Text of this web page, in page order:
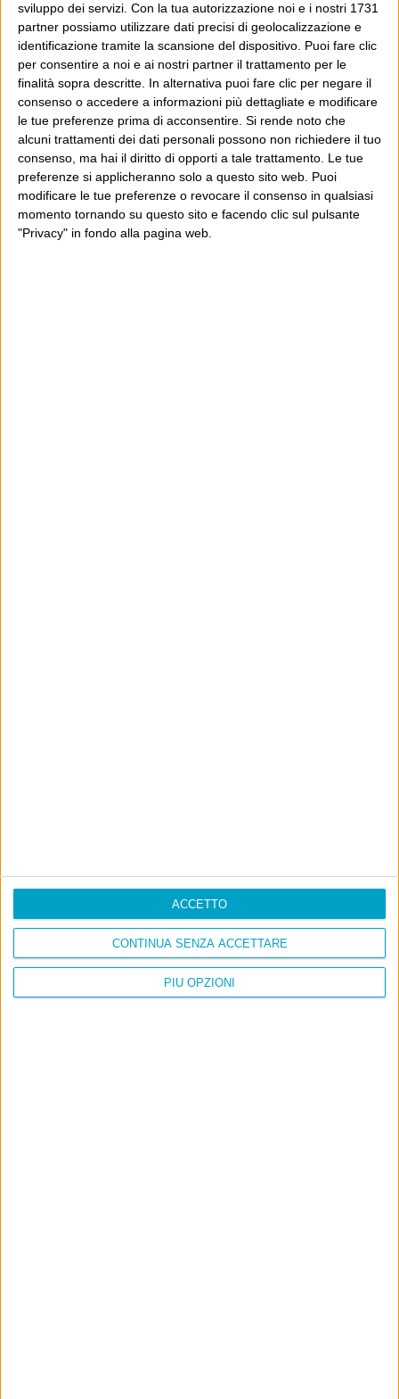
sviluppo dei servizi. Con la tua autorizzazione noi e i nostri 1731
partner possiamo utilizzare dati precisi di geolocalizzazione e
identificazione tramite la scansione del dispositivo. Puoi fare clic
per consentire a noi e ai nostri partner il trattamento per le
finalità sopra descritte. In alternativa puoi fare clic per negare il
consenso o accedere a informazioni più dettagliate e modificare
le tue preferenze prima di acconsentire. Si rende noto che
alcuni trattamenti dei dati personali possono non richiedere il tuo
consenso, ma hai il diritto di opporti a tale trattamento. Le tue
preferenze si applicheranno solo a questo sito web. Puoi
modificare le tue preferenze o revocare il consenso in qualsiasi
momento tornando su questo sito e facendo clic sul pulsante
"Privacy" in fondo alla pagina web.
PIÙ OPZIONI
CONTINUA SENZA ACCETTARE
ACCETTO
E per i regali di Natale